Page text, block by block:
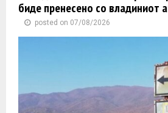
биде пренесено со владиниот
posted on 07/08/2026